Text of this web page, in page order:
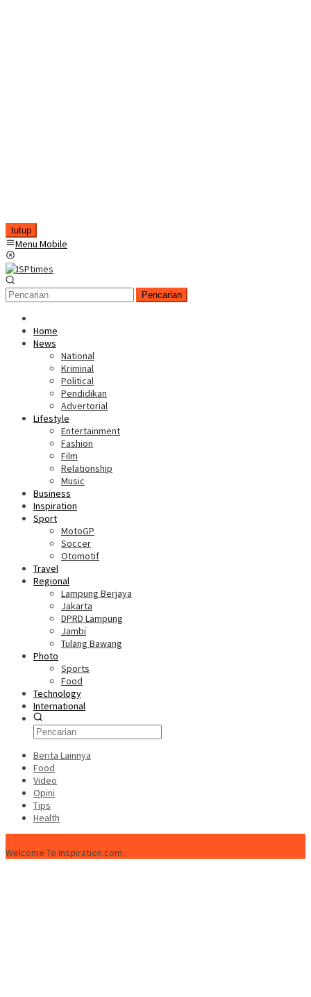
tutup
Menu Mobile
Pencarian
Home
News
National
Kriminal
Political
Pendidikan
Advertorial
Lifestyle
Entertainment
Fashion
Film
Relationship
Music
Business
Inspiration
Sport
MotoGP
Soccer
Otomotif
Travel
Regional
Lampung Berjaya
Jakarta
DPRD Lampung
Jambi
Tulang Bawang
Photo
Sports
Food
Technology
International
Berita Lainnya
Food
Video
Opini
Tips
Health
Welcome To Inspiration.com